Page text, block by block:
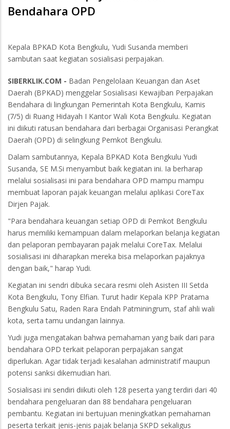
Bendahara OPD
Kepala BPKAD Kota Bengkulu, Yudi Susanda memberi
sambutan saat kegiatan sosialisasi perpajakan.
SIBERKLIK.COM - Badan Pengelolaan Keuangan dan Aset
Daerah (BPKAD) menggelar Sosialisasi Kewajiban Perpajakan
Bendahara di lingkungan Pemerintah Kota Bengkulu, Kamis
(7/5) di Ruang Hidayah I Kantor Wali Kota Bengkulu. Kegiatan
ini diikuti ratusan bendahara dari berbagai Organisasi Perangkat
Daerah (OPD) di selingkung Pemkot Bengkulu.
Dalam sambutannya, Kepala BPKAD Kota Bengkulu Yudi
Susanda, SE M.Si menyambut baik kegiatan ini. Ia berharap
melalui sosialisasi ini para bendahara OPD mampu mampu
membuat laporan pajak keuangan melalui aplikasi CoreTax
Dirjen Pajak.
"Para bendahara keuangan setiap OPD di Pemkot Bengkulu
harus memiliki kemampuan dalam melaporkan belanja kegiatan
dan pelaporan pembayaran pajak melalui CoreTax. Melalui
sosialisasi ini diharapkan mereka bisa melaporkan pajaknya
dengan baik," harap Yudi.
Kegiatan ini sendri dibuka secara resmi oleh Asisten III Setda
Kota Bengkulu, Tony Elfian. Turut hadir Kepala KPP Pratama
Bengkulu Satu, Raden Rara Endah Patminingrum, staf ahli wali
kota, serta tamu undangan lainnya.
Yudi juga mengatakan bahwa pemahaman yang baik dari para
bendahara OPD terkait pelaporan perpajakan sangat
diperlukan. Agar tidak terjadi kesalahan administratif maupun
potensi sanksi dikemudian hari.
Sosialisasi ini sendiri diikuti oleh 128 peserta yang terdiri dari 40
bendahara pengeluaran dan 88 bendahara pengeluaran
pembantu. Kegiatan ini bertujuan meningkatkan pemahaman
peserta terkait jenis-jenis pajak belanja SKPD sekaligus